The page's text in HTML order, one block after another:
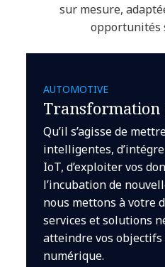
sur mesure,
opportunités
AUTOMOTIVE
Transformation
Qu’il s’agisse de
intelligentes,
IoT, d’exploiter vos
l’incubation de
nous mettons à votre
services et solutions
atteindre vos
numérique.